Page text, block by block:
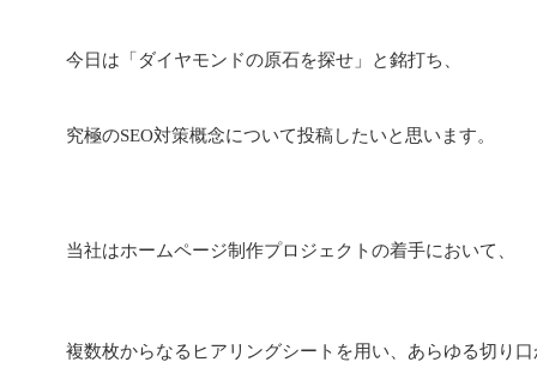
今日は「ダイヤモンドの原石を探せ」と銘打ち、
究極のSEO対策概念について投稿したいと思います。
当社はホームページ制作プロジェクトの着手において、
複数枚からなるヒアリングシートを用い、あらゆる切り口